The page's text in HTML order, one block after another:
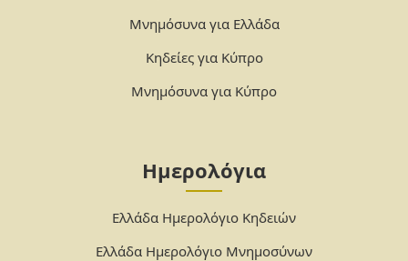
Μνημόσυνα για Ελλάδα
Κηδείες για Κύπρο
Μνημόσυνα για Κύπρο
Ημερολόγια
Ελλάδα Ημερολόγιο Κηδειών
Ελλάδα Ημερολόγιο Μνημοσύνων